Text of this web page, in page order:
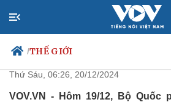
/THẾ GIỚI
Lính Mỹ tại Syria
đôi
Thứ Sáu, 06:26, 20/12/2024
VOV.VN - Hôm 19/12, Bộ Quốc